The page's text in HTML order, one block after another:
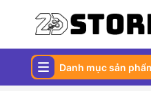
Danh mục sản